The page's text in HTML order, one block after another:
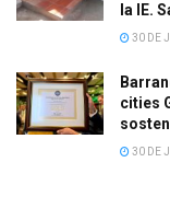
la IE.
30 DE
cities
30 DE